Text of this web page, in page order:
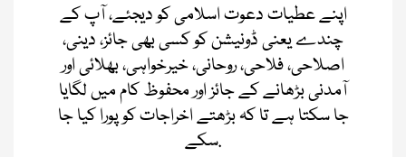
اپنے عطیات دعوت اسلامی کو دیجئے، آپ کے
چندے یعنی ڈونیشن کو کسی بھی جائز، دینی،
اصلاحی، فلاحی، روحانی، خیرخواہی، بھلائی اور
آمدنی بڑھانے کے جائز اور محفوظ کام میں لگایا
جا سکتا ہے تا کہ بڑھتے اخراجات کو پورا کیا جا
سکے.